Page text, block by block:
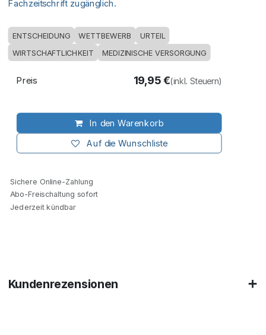
Fachzeitschrift zugänglich.
ENTSCHEIDUNG WETTBEWERB URTEIL
WIRTSCHAFTLICHKEIT MEDIZINISCHE VERSORGUNG
In den Warenkorb
Auf die Wunschliste
Preis 19,95€(inkl. Steuern)
Sichere Online-Zahlung
Abo-Freischaltung sofort
Jederzeit kündbar
Kundenrezensionen